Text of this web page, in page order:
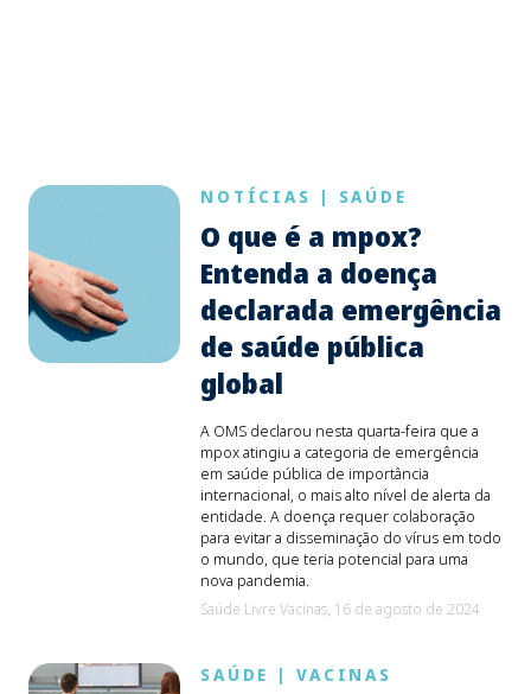
NOTÍCIAS | SAÚDE
O que é a mpox?
Entenda a doença
declarada emergência
de saúde pública
global
A OMS declarou nesta quarta-feira que a
mpox atingiu a categoria de emergência
em saúde pública de importância
internacional, o mais alto nível de alerta da
entidade. A doença requer colaboração
para evitar a disseminação do vírus em todo
o mundo, que teria potencial para uma
nova pandemia.
Saúde Livre Vacinas, 16 de agosto de 2024
SAÚDE | VACINAS